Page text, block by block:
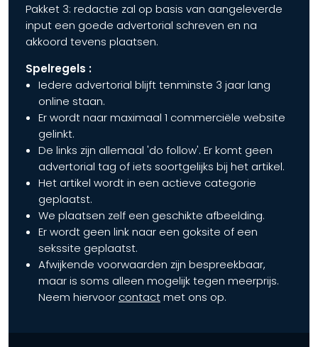
Pakket 3: redactie zal op basis van aangeleverde
input een goede advertorial schreven en na
akkoord tevens plaatsen.
Spelregels :
Iedere advertorial blijft tenminste 3 jaar lang
online staan.
Er wordt naar maximaal 1 commerciële website
gelinkt.
De links zijn allemaal 'do follow'. Er komt geen
advertorial tag of iets soortgelijks bij het artikel.
Het artikel wordt in een actieve categorie
geplaatst.
We plaatsen zelf een geschikte afbeelding.
Er wordt geen link naar een goksite of een
sekssite geplaatst.
Afwijkende voorwaarden zijn bespreekbaar,
maar is soms alleen mogelijk tegen meerprijs.
Neem hiervoor contactmet ons op.